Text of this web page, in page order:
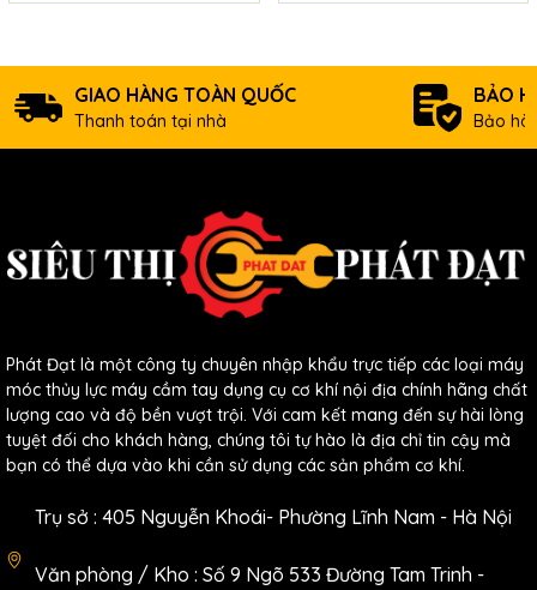
GIAO HÀNG TOÀN QUỐC
Thanh toán tại nhà
BẢO
Bảo
Phát Đạt là một công ty chuyên nhập khẩu trực tiếp các loại máy
móc thủy lực máy cầm tay dụng cụ cơ khí nội địa chính hãng chất
lượng cao và độ bền vượt trội. Với cam kết mang đến sự hài lòng
tuyệt đối cho khách hàng, chúng tôi tự hào là địa chỉ tin cậy mà
bạn có thể dựa vào khi cần sử dụng các sản phẩm cơ khí.
Trụ sở : 405 Nguyễn Khoái- Phường Lĩnh Nam - Hà Nội
Văn phòng / Kho : Số 9 Ngõ 533 Đường Tam Trinh -